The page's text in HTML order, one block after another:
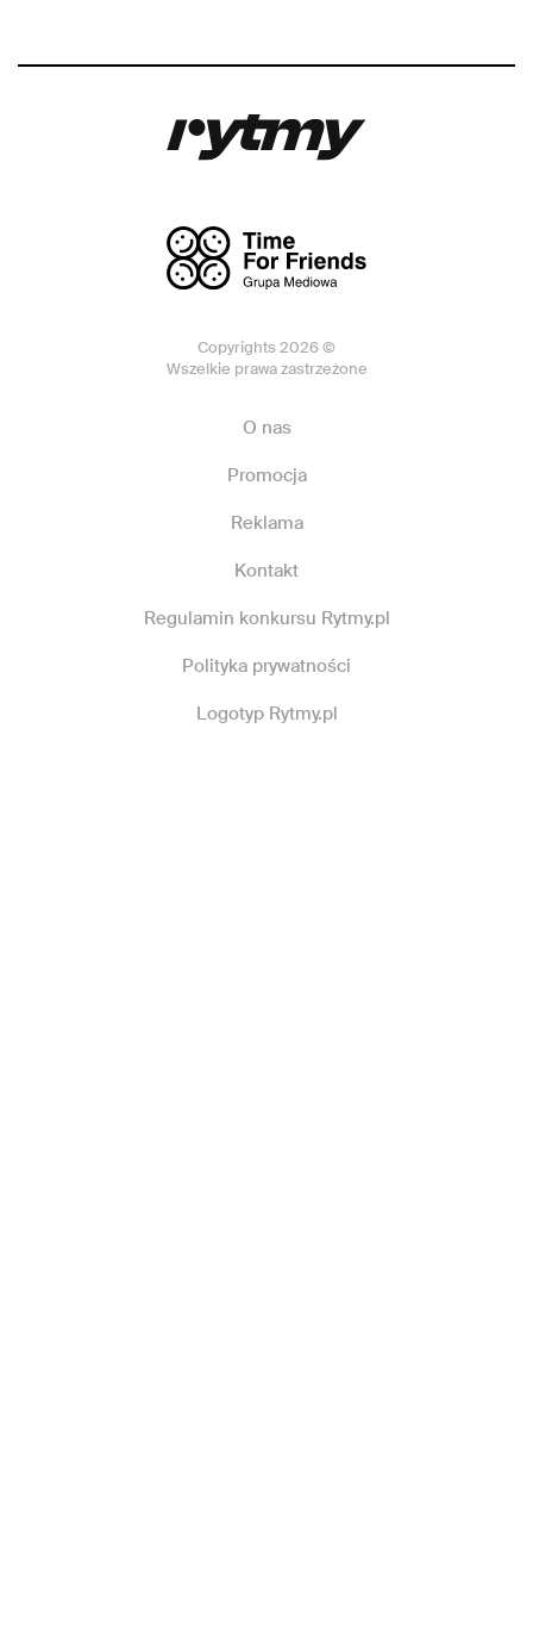
Copyrights 2026 ©
Wszelkie prawa zastrzeżone
O nas
Promocja
Reklama
Kontakt
Regulamin konkursu Rytmy.pl
Polityka prywatności
Logotyp Rytmy.pl